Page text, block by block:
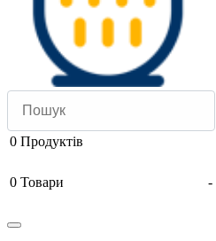
0 Продуктів
0 Товари -